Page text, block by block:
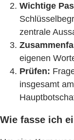
Wichtige
zentrale
eigenen
Prüfen:
insgesamt
Wie fasse ich